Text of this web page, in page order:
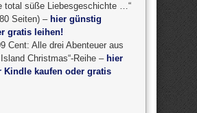
total süße Liebesgeschichte …“
Seiten) – hier günstig
gratis leihen!
Cent: Alle drei Abenteuer aus
Christmas“-Reihe – hier
Kindle kaufen oder gratis